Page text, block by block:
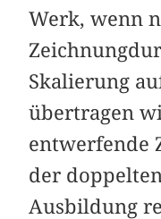
Werk, wenn
Skalierung
übertragen
entwerfende
der
Ausbildung